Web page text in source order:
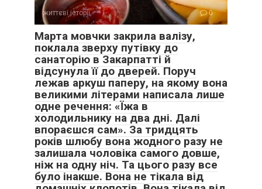
життєві історії 0
Марта мовчки закрила валізу,
поклала зверху путівку до
санаторію в Закарпатті й
відсунула її до дверей. Поруч
лежав аркуш паперу, на якому вона
великими літерами написала лише
одне речення: «Їжа в
холодильнику на два дні. Далі
впораєшся сам». За тридцять
років шлюбу вона жодного разу не
залишала чоловіка самого довше,
ніж на одну ніч. Та цього разу все
було інакше. Вона не тікала від